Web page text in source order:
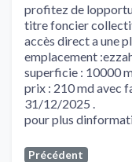
profitez de
titre foncier
accès direct a une
emplacement
superficie : 10000
prix : 210 md avec
31/12/2025 .
pour plus
Précédent